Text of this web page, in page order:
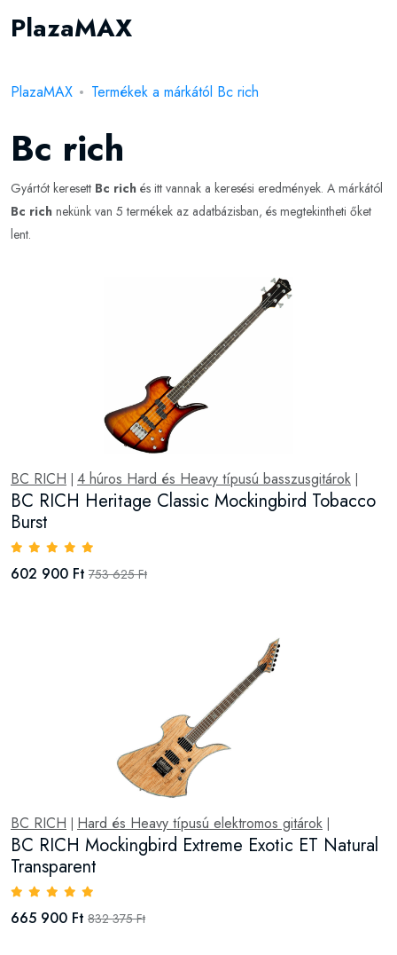
PlazaMAX
PlazaMAX Termékek a márkától Bc rich
Bc rich
Gyártót keresett Bc rich és itt vannak a keresési eredmények. A márkától
Bc rich nekünk van 5 termékek az adatbázisban, és megtekintheti őket
lent.
BC RICH 4 húros Hard és Heavy típusú basszusgitárok
BC RICH Heritage Classic Mockingbird Tobacco
Burst
602 900 Ft 753 625 Ft
BC RICH Hard és Heavy típusú elektromos gitárok
BC RICH Mockingbird Extreme Exotic ET Natural
Transparent
665 900 Ft 832 375 Ft